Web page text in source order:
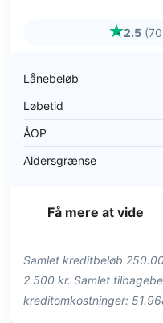
2.5
Lånebeløb
Løbetid
ÅOP
Aldersgrænse
Få mere at vide
Samlet kreditbeløb
2.500 kr. Samlet
kreditomkostninger: